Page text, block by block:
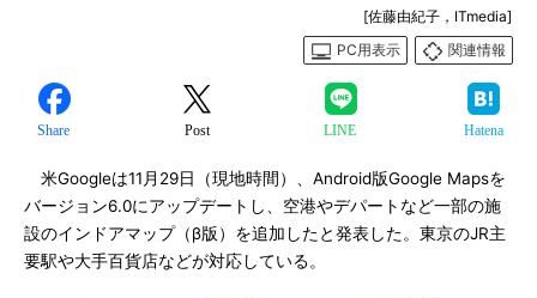
[佐藤由紀子，ITmedia]
PC用表示
関連情報
Share Post LINE Hatena
米Googleは11月29日（現地時間）、Android版Google Mapsを
バージョン6.0にアップデートし、空港やデパートなど一部の施
設のインドアマップ（β版）を追加したと発表した。東京のJR主
要駅や大手百貨店などが対応している。